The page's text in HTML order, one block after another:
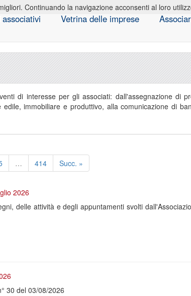
Vetrina delle imprese
di interesse per gli associati: dall'assegnazione di
edile, immobiliare e produttivo, alla comunicazione di
… 414 Succ. »
2026
delle attività e degli appuntamenti svolti
30 del 03/08/2026
Continuando la navigazione acconsenti al loro